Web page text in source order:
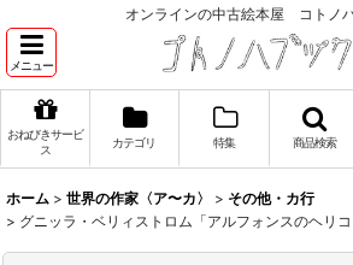
オンラインの中古絵本屋 コトノ
メニュー
おねびきサービ
ス
カテゴリ 特集 商品検索
ホーム > 世界の作家〈ア〜カ〉 > その他・カ行
> グニッラ・ベリィストロム「アルフォンスのヘリコ